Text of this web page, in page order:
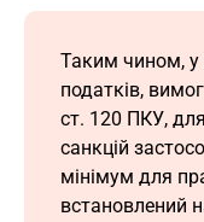
Таким чином, у
податків,
ст. 120 ПКУ,
санкцій
мінімум для
встановлений